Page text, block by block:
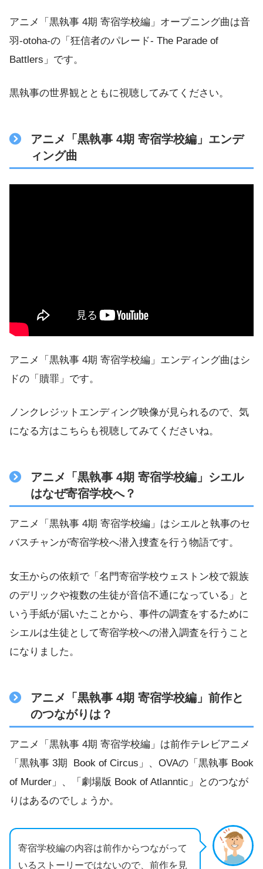
アニメ「黒執事 4期 寄宿学校編」オープニング曲は音
羽-otoha-の「狂信者のパレード- The Parade of
Battlers」です。
黒執事の世界観とともに視聴してみてください。
アニメ「黒執事 4期 寄宿学校編」エンデ
ィング曲
アニメ「黒執事 4期 寄宿学校編」エンディング曲はシ
ドの「贖罪」です。
ノンクレジットエンディング映像が見られるので、気
になる方はこちらも視聴してみてくださいね。
アニメ「黒執事 4期 寄宿学校編」シエル
はなぜ寄宿学校へ？
アニメ「黒執事 4期 寄宿学校編」はシエルと執事のセ
バスチャンが寄宿学校へ潜入捜査を行う物語です。
女王からの依頼で「名門寄宿学校ウェストン校で親族
のデリックや複数の生徒が音信不通になっている」と
いう手紙が届いたことから、事件の調査をするために
シエルは生徒として寄宿学校への潜入調査を行うこと
になりました。
アニメ「黒執事 4期 寄宿学校編」前作と
のつながりは？
アニメ「黒執事 4期 寄宿学校編」は前作テレビアニメ
「黒執事 3期 Book of Circus」、OVAの「黒執事 Book
of Murder」、「劇場版 Book of Atlanntic」とのつなが
りはあるのでしょうか。
寄宿学校編の内容は前作からつながって
いるストーリーではないので、前作を見